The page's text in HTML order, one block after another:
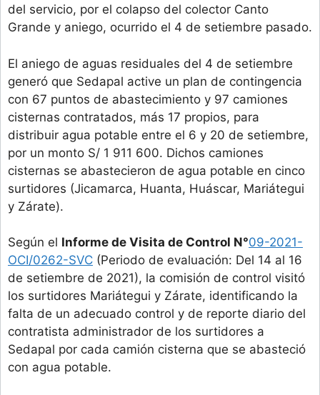
del servicio, por el colapso del colector Canto
Grande y aniego, ocurrido el 4 de setiembre pasado.
El aniego de aguas residuales del 4 de setiembre
generó que Sedapal active un plan de contingencia
con 67 puntos de abastecimiento y 97 camiones
cisternas contratados, más 17 propios, para
distribuir agua potable entre el 6 y 20 de setiembre,
por un monto S/ 1 911 600. Dichos camiones
cisternas se abastecieron de agua potable en cinco
surtidores (Jicamarca, Huanta, Huáscar, Mariátegui
y Zárate).
Según el Informe de Visita de Control N°09-2021-
OCI/0262-SVC (Periodo de evaluación: Del 14 al 16
de setiembre de 2021), la comisión de control visitó
los surtidores Mariátegui y Zárate, identificando la
falta de un adecuado control y de reporte diario del
contratista administrador de los surtidores a
Sedapal por cada camión cisterna que se abasteció
con agua potable.